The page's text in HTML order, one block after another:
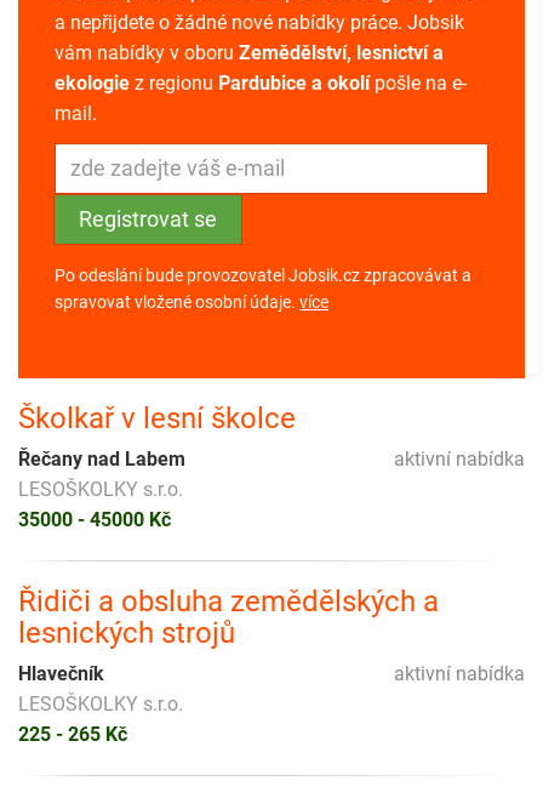
a nepřijdete o žádné nové nabídky práce. Jobsik
vám nabídky v oboru Zemědělství, lesnictví a
ekologie z regionu Pardubice a okolípošle na e-
mail.
Po odeslání bude provozovatel Jobsik.cz zpracovávat a
spravovat vložené osobní údaje. více
Školkař v lesní školce
aktivní nabídka
Řečany nad Labem
LESOŠKOLKY s.r.o.
35000 - 45000 Kč
Řidiči a obsluha zemědělských a
lesnických strojů
aktivní nabídka
Hlavečník
LESOŠKOLKY s.r.o.
225 - 265 Kč